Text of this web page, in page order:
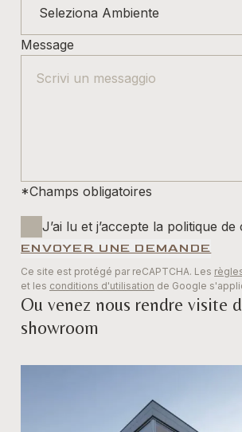
Message
*Champs obligatoires
J’ai lu et j’accepte la politique
ENVOYER UNE DEMANDE
Ce site est protégé par reCAPTCHA. Les
et les conditions d'utilisation de Google
Ou venez nous rendre visite
showroom